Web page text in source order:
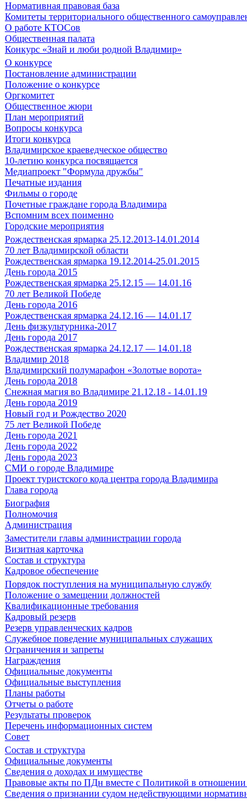
Нормативная правовая база
Комитеты территориального общественного
О работе КТОСов
Общественная палата
Конкурс «Знай и люби родной Владимир»
О конкурсе
Постановление администрации
Положение о конкурсе
Оргкомитет
Общественное жюри
План мероприятий
Вопросы конкурса
Итоги конкурса
Владимирское краеведческое общество
10-летию конкурса посвящается
Медиапроект "Формула дружбы"
Печатные издания
Фильмы о городе
Почетные граждане города Владимира
Вспомним всех поименно
Городские мероприятия
Рождественская ярмарка 25.12.2013-14.01.2014
70 лет Владимирской области
Рождественская ярмарка 19.12.2014-25.01.2015
День города 2015
Рождественская ярмарка 25.12.15 — 14.01.16
70 лет Великой Победе
День города 2016
Рождественская ярмарка 24.12.16 — 14.01.17
День физкультурника-2017
День города 2017
Рождественская ярмарка 24.12.17 — 14.01.18
Владимир 2018
Владимирский полумарафон «Золотые ворота»
День города 2018
Снежная магия во Владимире 21.12.18 - 14.01.19
День города 2019
Новый год и Рождество 2020
75 лет Великой Победе
День города 2021
День города 2022
День города 2023
СМИ о городе Владимире
Проект туристского кода центра города Владимира
Глава города
Биография
Полномочия
Администрация
Заместители главы администрации города
Визитная карточка
Состав и структура
Кадровое обеспечение
Порядок поступления на муниципальную службу
Положение о замещении должностей
Квалификационные требования
Кадровый резерв
Резерв управленческих кадров
Служебное поведение муниципальных служащих
Ограничения и запреты
Награждения
Официальные документы
Официальные выступления
Планы работы
Отчеты о работе
Результаты проверок
Перечень информационных систем
Совет
Состав и структура
Официальные документы
Сведения о доходах и имуществе
Правовые акты по ПДн вместе с Политикой в
Сведения о признании судом недействующими